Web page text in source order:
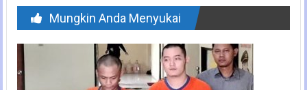
Mungkin Anda Menyukai